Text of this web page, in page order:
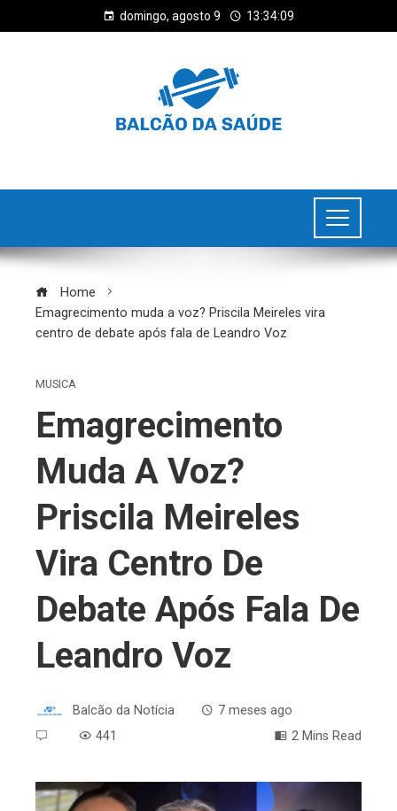
domingo, agosto 9 13:34:09
Home
Emagrecimento muda a voz? Priscila Meireles vira
centro de debate após fala de Leandro Voz
MUSICA
Emagrecimento
Muda A Voz?
Priscila Meireles
Vira Centro De
Debate Após Fala De
Leandro Voz
Balcão da Notícia
7 meses ago
441
2 Mins Read